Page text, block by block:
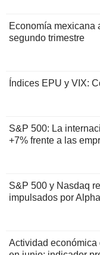
Economía mexicana
segundo trimestre
Índices EPU y VIX:
S&P 500: La
+7% frente a las
S&P 500 y Nasdaq
impulsados por
Actividad económica